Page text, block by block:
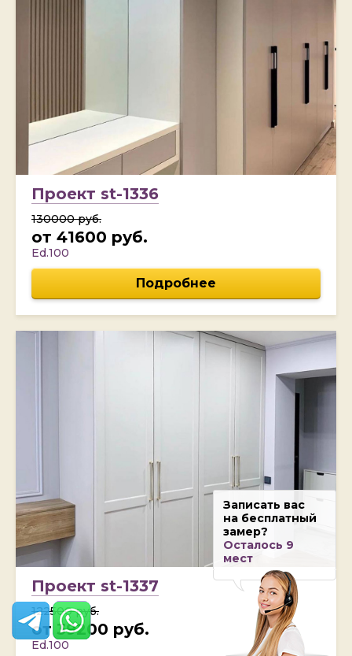
Проект st-1336
130000 руб.
от 41600 руб.
Ed.100
Подробнее
Проект st-1337
122500 руб.
от 39200 руб.
Ed.100
Записать вас
на бесплатный
замер?
Осталось 9
мест